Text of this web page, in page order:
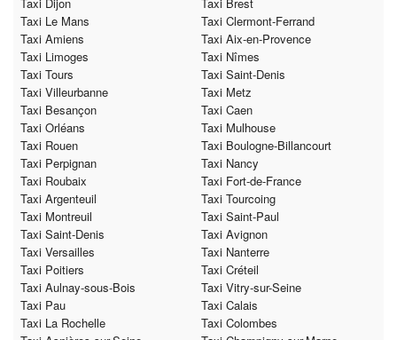
Taxi Le Mans
Taxi Clermont-Ferrand
Taxi Amiens
Taxi Aix-en-Provence
Taxi Limoges
Taxi Nîmes
Taxi Tours
Taxi Saint-Denis
Taxi Villeurbanne
Taxi Metz
Taxi Besançon
Taxi Caen
Taxi Orléans
Taxi Mulhouse
Taxi Rouen
Taxi Boulogne-Billancourt
Taxi Perpignan
Taxi Nancy
Taxi Roubaix
Taxi Fort-de-France
Taxi Argenteuil
Taxi Tourcoing
Taxi Montreuil
Taxi Saint-Paul
Taxi Saint-Denis
Taxi Avignon
Taxi Versailles
Taxi Nanterre
Taxi Poitiers
Taxi Créteil
Taxi Aulnay-sous-Bois
Taxi Vitry-sur-Seine
Taxi Pau
Taxi Calais
Taxi La Rochelle
Taxi Colombes